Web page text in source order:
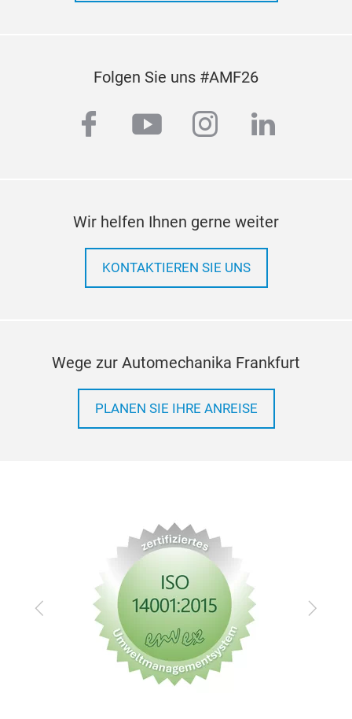
Folgen Sie uns #AMF26
facebook
youtubeinstagram
linkedin
Wir helfen Ihnen gerne weiter
KONTAKTIEREN SIE UNS
Wege zur Automechanika Frankfurt
PLANEN SIE IHRE ANREISE
Zurück Vor